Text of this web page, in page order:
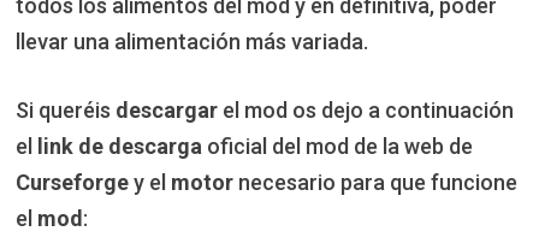
todos los alimentos del mod y en definitiva, poder
llevar una alimentación más variada.
Si queréis descargarel mod os dejo a continuación
el
link de descargaoficial del mod de la web de
Curseforgey el motornecesario para que funcione
el mod: